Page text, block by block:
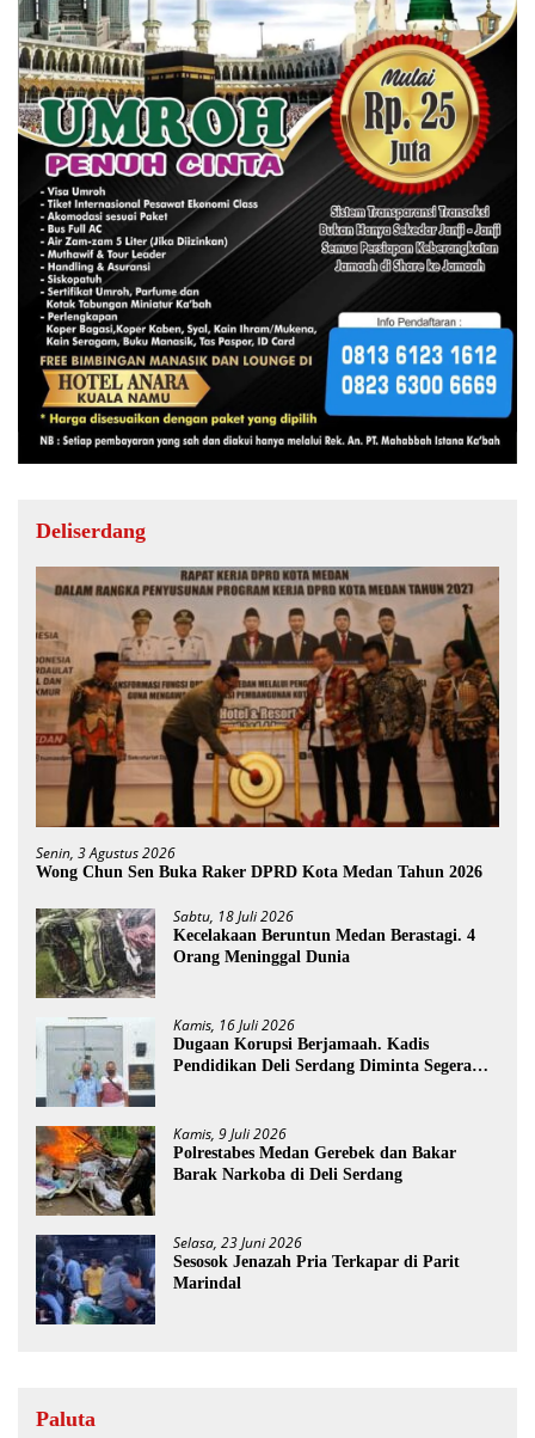
Deliserdang
Senin, 3 Agustus 2026
Wong Chun Sen Buka Raker DPRD Kota Medan Tahun 2026
Sabtu, 18 Juli 2026
Kecelakaan Beruntun Medan Berastagi. 4
Orang Meninggal Dunia
Kamis, 16 Juli 2026
Dugaan Korupsi Berjamaah. Kadis
Pendidikan Deli Serdang Diminta Segera
Kamis, 9 Juli 2026
Polrestabes Medan Gerebek dan Bakar
Barak Narkoba di Deli Serdang
Selasa, 23 Juni 2026
Sesosok Jenazah Pria Terkapar di Parit
Marindal
Paluta